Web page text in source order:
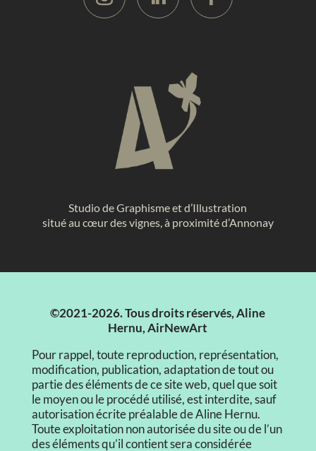
Studio de Graphisme et d’Illustration
situé au cœur des vignes, à proximité d’Annonay
©2021-2026. Tous droits réservés, Aline
Hernu, AirNewArt
Pour rappel, toute reproduction, représentation,
modification, publication, adaptation de tout ou
partie des éléments de ce site web, quel que soit
le moyen ou le procédé utilisé, est interdite, sauf
autorisation écrite préalable de Aline Hernu.
Toute exploitation non autorisée du site ou de l’un
des éléments qu’il contient sera considérée